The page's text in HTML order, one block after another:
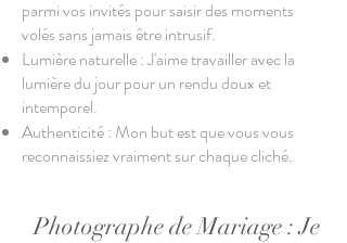
parmi vos invités pour saisir des moments
volés sans jamais être intrusif.
Lumière naturelle : J'aime travailler avec la
lumière du jour pour un rendu doux et
intemporel.
Authenticité : Mon but est que vous vous
reconnaissiez vraiment sur chaque cliché.
Photographe de Mariage : Je